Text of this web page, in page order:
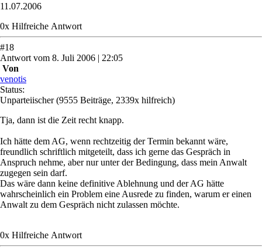
11.07.2006
0x Hilfreiche Antwort
#18
Antwort vom 8. Juli 2006 | 22:05
Von
venotis
Status:
Unparteiischer (9555 Beiträge, 2339x hilfreich)
Tja, dann ist die Zeit recht knapp.
Ich hätte dem AG, wenn rechtzeitig der Termin bekannt wäre,
freundlich schriftlich mitgeteilt, dass ich gerne das Gespräch in
Anspruch nehme, aber nur unter der Bedingung, dass mein Anwalt
zugegen sein darf.
Das wäre dann keine definitive Ablehnung und der AG hätte
wahrscheinlich ein Problem eine Ausrede zu finden, warum er einen
Anwalt zu dem Gespräch nicht zulassen möchte.
0x Hilfreiche Antwort